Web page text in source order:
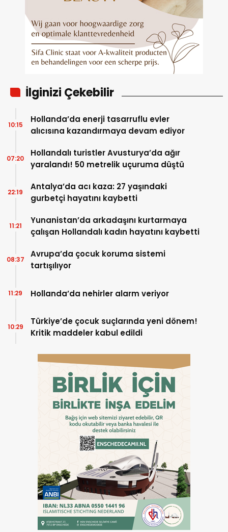
İlginizi Çekebilir
Hollanda’da enerji tasarruflu evler
alıcısına kazandırmaya devam ediyor
10:15
Hollandalı turistler Avusturya’da ağır
yaralandı! 50 metrelik uçuruma düştü
07:20
Antalya’da acı kaza: 27 yaşındaki
gurbetçi hayatını kaybetti
22:19
Yunanistan’da arkadaşını kurtarmaya
çalışan Hollandalı kadın hayatını kaybetti
11:21
Avrupa’da çocuk koruma sistemi
tartışılıyor
08:37
Hollanda’da nehirler alarm veriyor
11:29
Türkiye’de çocuk suçlarında yeni dönem!
Kritik maddeler kabul edildi
10:29